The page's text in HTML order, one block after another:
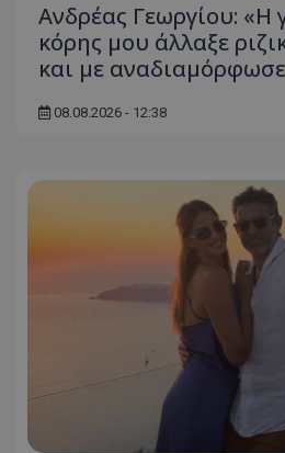
Ανδρέας Γεωργίου: «Η
κόρης μου άλλαξε
και με
08.08.2026 - 12:38